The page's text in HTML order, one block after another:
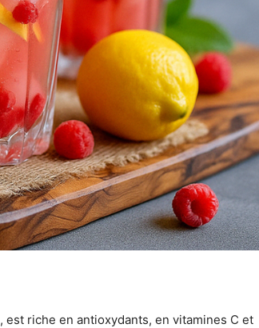
, est riche en antioxydants, en vitamines C et